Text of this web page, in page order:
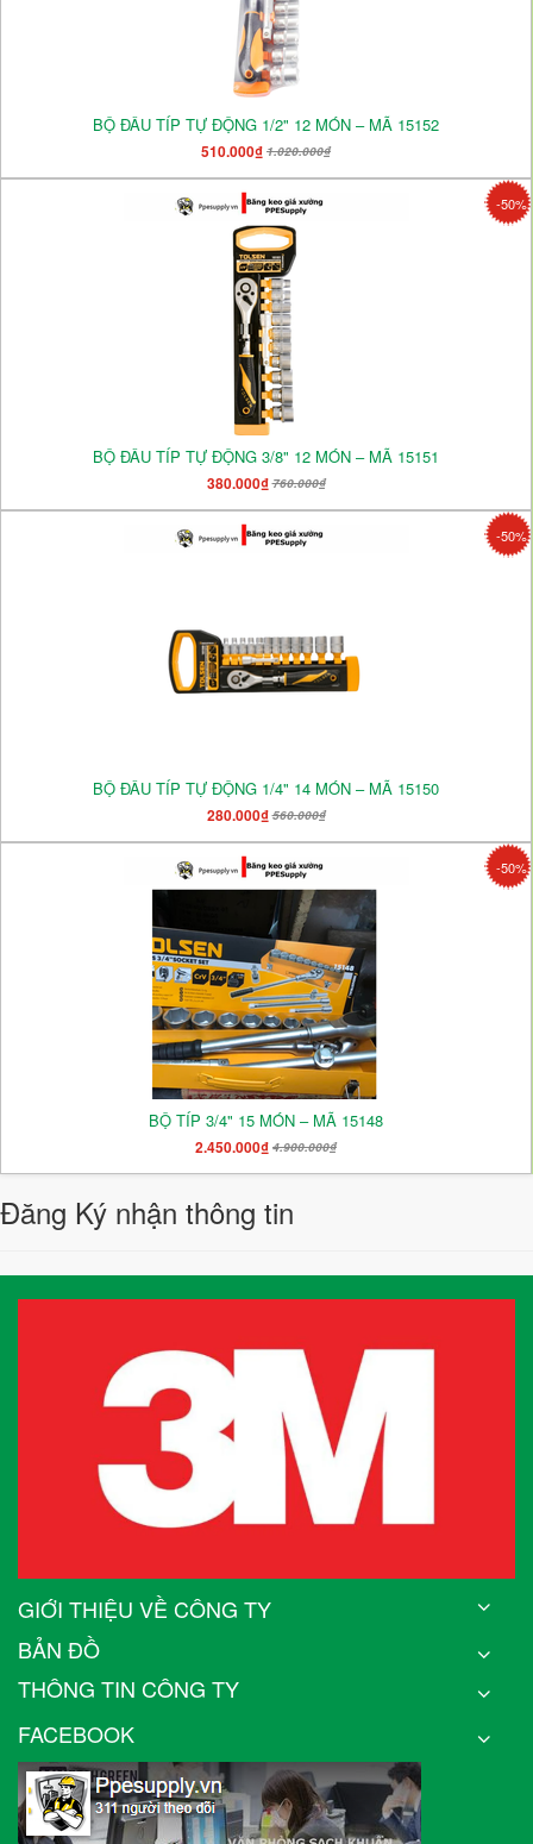
BỘ ĐẦU TÍP TỰ ĐỘNG 1/2" 12 MÓN – MÃ 15152
510.000₫ 1.020.000₫
-50%
BỘ ĐẦU TÍP TỰ ĐỘNG 3/8" 12 MÓN – MÃ 15151
380.000₫760.000₫
-50%
BỘ ĐẦU TÍP TỰ ĐỘNG 1/4" 14 MÓN – MÃ 15150
280.000₫560.000₫
-50%
BỘ TÍP 3/4" 15 MÓN – MÃ 15148
2.450.000₫ 4.900.000₫
Đăng Ký nhận thông tin
GIỚI THIỆU VỀ CÔNG TY
BẢN ĐỒ
THÔNG TIN CÔNG TY
FACEBOOK